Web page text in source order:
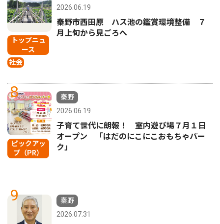
トップニュ
ース
社会
2026.06.19
秦野市西田原 ハス池の鑑賞環境整備 ７
月上旬から見ごろへ
8
ピックアッ
プ（PR）
秦野
2026.06.19
子育て世代に朗報！ 室内遊び場７月１日
オープン 「はだのにこにこおもちゃパー
ク」
9
秦野
2026.07.31